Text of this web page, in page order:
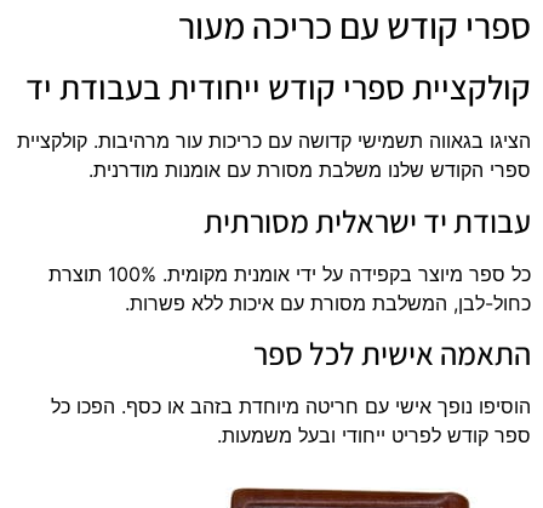
ספרי קודש עם כריכה מעור
קולקציית ספרי קודש ייחודית בעבודת יד
הציגו בגאווה תשמישי קדושה עם כריכות עור מרהיבות. קולקציית
ספרי הקודש שלנו משלבת מסורת עם אומנות מודרנית.
עבודת יד ישראלית מסורתית
כל ספר מיוצר בקפידה על ידי אומנית מקומית. 100% תוצרת
כחול-לבן, המשלבת מסורת עם איכות ללא פשרות.
התאמה אישית לכל ספר
הוסיפו נופך אישי עם חריטה מיוחדת בזהב או כסף. הפכו כל
ספר קודש לפריט ייחודי ובעל משמעות.